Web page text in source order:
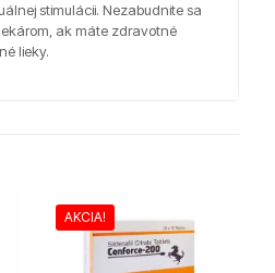
stimulácii. Nezabudnite sa
ak máte zdravotné
lieky.
AKCIA!